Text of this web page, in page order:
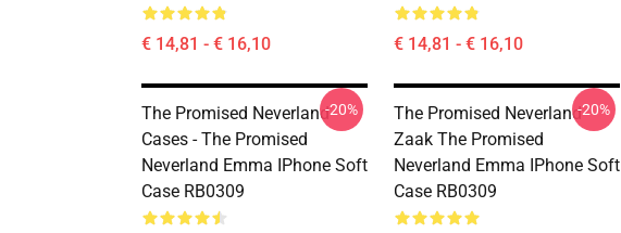
€ 14,81 - € 16,10 € 14,81 - € 16,10
The Promised Neverland
Cases - The Promised
Neverland Emma IPhone Soft
Case RB0309
-20%
The Promised Neverland
Zaak The Promised
Neverland Emma IPhone Soft
Case RB0309
-20%